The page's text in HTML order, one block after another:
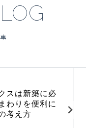
スは新築に必
わりを便利に
考え方